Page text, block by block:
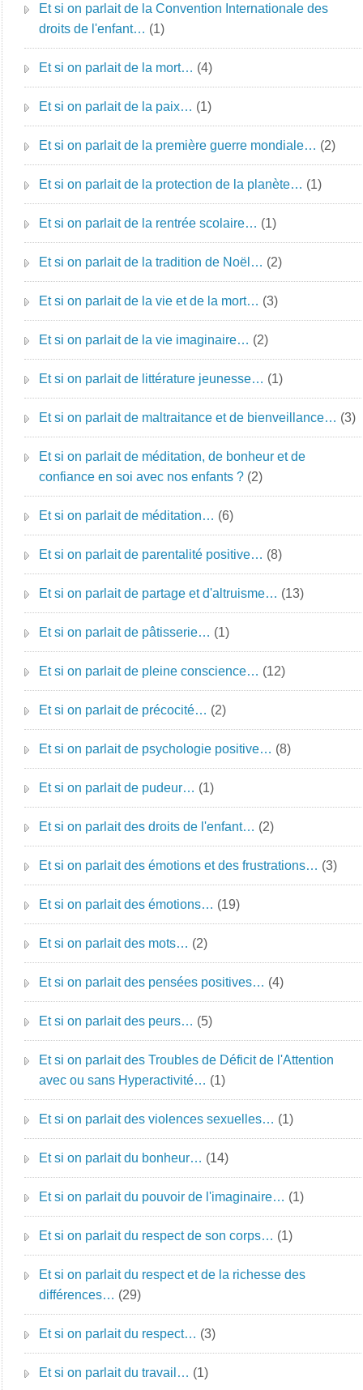
Et si on parlait de la Convention Internationale des
droits de l'enfant… (1)
Et si on parlait de la mort… (4)
Et si on parlait de la paix… (1)
Et si on parlait de la première guerre mondiale… (2)
Et si on parlait de la protection de la planète… (1)
Et si on parlait de la rentrée scolaire… (1)
Et si on parlait de la tradition de Noël… (2)
Et si on parlait de la vie et de la mort… (3)
Et si on parlait de la vie imaginaire… (2)
Et si on parlait de littérature jeunesse… (1)
Et si on parlait de maltraitance et de bienveillance… (3)
Et si on parlait de méditation, de bonheur et de
confiance en soi avec nos enfants ? (2)
Et si on parlait de méditation… (6)
Et si on parlait de parentalité positive… (8)
Et si on parlait de partage et d'altruisme… (13)
Et si on parlait de pâtisserie… (1)
Et si on parlait de pleine conscience… (12)
Et si on parlait de précocité… (2)
Et si on parlait de psychologie positive… (8)
Et si on parlait de pudeur… (1)
Et si on parlait des droits de l'enfant… (2)
Et si on parlait des émotions et des frustrations… (3)
Et si on parlait des émotions… (19)
Et si on parlait des mots… (2)
Et si on parlait des pensées positives… (4)
Et si on parlait des peurs… (5)
Et si on parlait des Troubles de Déficit de l'Attention
avec ou sans Hyperactivité… (1)
Et si on parlait des violences sexuelles… (1)
Et si on parlait du bonheur… (14)
Et si on parlait du pouvoir de l'imaginaire… (1)
Et si on parlait du respect de son corps… (1)
Et si on parlait du respect et de la richesse des
différences… (29)
Et si on parlait du respect… (3)
Et si on parlait du travail… (1)